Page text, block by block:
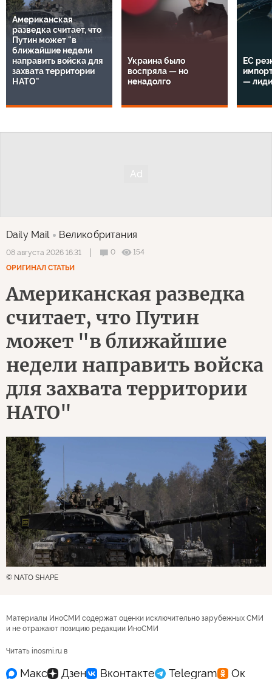
Американская
разведка считает, что
Путин может "в
ближайшие недели
направить войска для
захвата территории
НАТО"
Украина было
воспряла — но
ненадолго
ЕС
—
Daily Mail Великобритания
08 августа 2026 16:31 0
154
ОРИГИНАЛ СТАТЬИ
Американская разведка
считает, что Путин
может "в ближайшие
недели направить войска
для захвата территории
НАТО"
© NATO SHAPE
Материалы ИноСМИ содержат оценки исключительно зарубежных СМИ
и не отражают позицию редакции ИноСМИ
Читать inosmi.ru в